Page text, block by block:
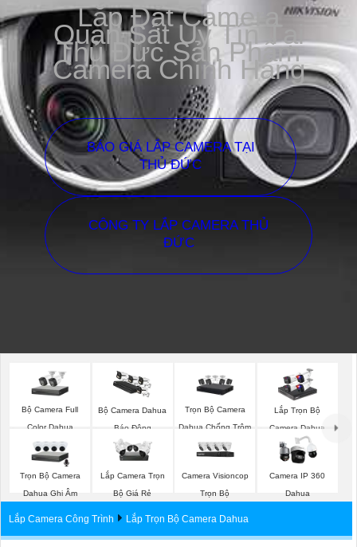
Lắp Đặt Camera
Quan Sát Uy Tín Tại
Thủ Đức Sản Phẩm
Camera Chính Hãng
BÁO GIÁ LẮP CAMERA TẠI
THỦ ĐỨC
CÔNG TY LẮP CAMERA THỦ
ĐỨC
Bộ Camera Full
Color Dahua
Bộ Camera Dahua
Báo Động
Trọn Bộ Camera
Dahua Chống Trộm
Lắp Trọn Bộ
Camera Dahua
Trọn Bộ Camera
Dahua Ghi Âm
Lắp Camera Trọn
Bộ Giá Rẻ
Camera Visioncop
Trọn Bộ
Camera IP 360
Dahua
Lắp Camera Công Trình Lắp Trọn Bộ Camera Dahua